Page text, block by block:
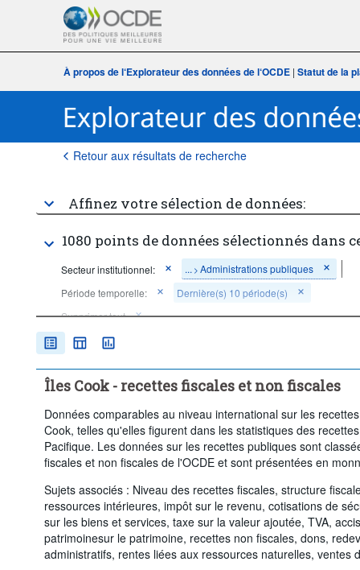
À propos de l‘Explorateur des données de l‘OCDE | Statut de la
Retour aux résultats de recherche
Affinez votre sélection de données:
1080 points de données sélectionnés dans
Secteur institutionnel: ... > Administrations publiques
Période temporelle:
Dernière(s) 10 période(s)
Supprimer tout
Îles Cook - recettes fiscales et non fiscales
Données comparables au niveau international sur les
Cook, telles qu'elles figurent dans les statistiques des
Pacifique. Les données sur les recettes publiques sont
fiscales et non fiscales de l'OCDE et sont présentées en
Sujets associés : Niveau des recettes fiscales, structure
ressources intérieures, impôt sur le revenu, cotisations de
sur les biens et services, taxe sur la valeur ajoutée, TVA,
patrimoinesur le patrimoine, recettes non fiscales, dons,
administratifs, rentes liées aux ressources naturelles, ventes